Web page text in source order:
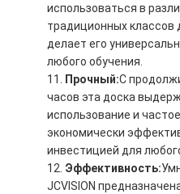
использоваться в
традиционных классов
делает его
любого обучения.
Прочный:С
часов эта доска
использование и
экономически
инвестицией для
Эффективность:
JCVISION